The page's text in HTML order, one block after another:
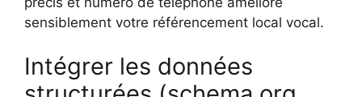
sensiblement votre référencement local vocal.
Intégrer les données